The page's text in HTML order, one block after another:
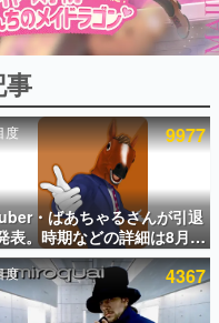
ジビュー数万以上！ などな
電ファミ渾身の“殿堂入り”記
々に製作時のエピソードをお
ーム）とは何か？を探ってい
。『赫本』は、〈試験問題〉
です。
度 9977
・ばあちゃるさんが引退
表。時期などの詳細は8月9
時からの配信で説明
度 4367